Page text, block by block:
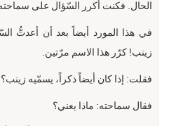
الحال. فكنت أكرر السّؤال على
في هذا المورد أيضاً بعد أن أعدتُّ
زينب! كرّر هذا الاسم مرّتين.
فقلت: إذا كان أيضاً ذكراً، يسمّيه زينب؟
فقال سماحته: ماذا يعني؟